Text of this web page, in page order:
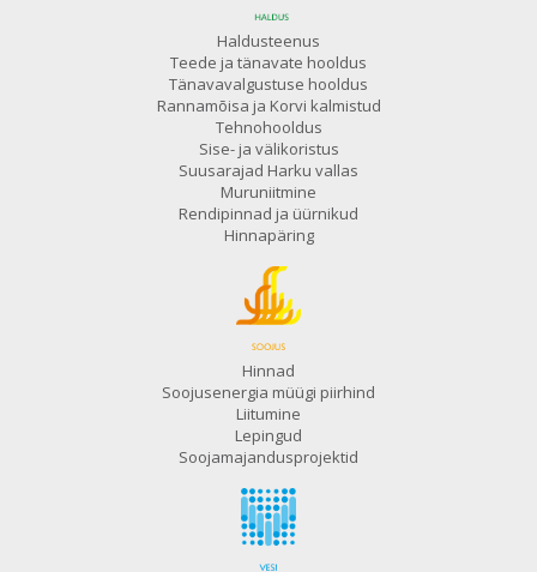
Haldusteenus
Teede ja tänavate hooldus
Tänavavalgustuse hooldus
Rannamõisa ja Korvi kalmistud
Tehnohooldus
Sise- ja välikoristus
Suusarajad Harku vallas
Muruniitmine
Rendipinnad ja üürnikud
Hinnapäring
Hinnad
Soojusenergia müügi piirhind
Liitumine
Lepingud
Soojamajandusprojektid